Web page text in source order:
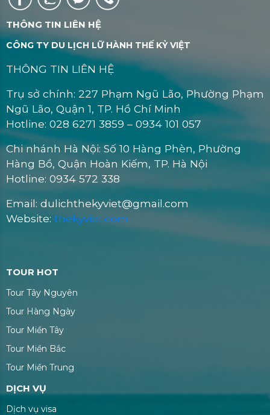
THÔNG TIN LIÊN HỆ
CÔNG TY DU LỊCH LỮ HÀNH THẾ KỶ VIỆT
THÔNG TIN LIÊN HỆ
Trụ sở chính: 227 Phạm Ngũ Lão, Phường Phạm
Ngũ Lão, Quận 1, TP. Hồ Chí Minh
Hotline: 028 6271 3859 – 0934 101 057
Chi nhánh Hà Nội: Số 10 Hàng Phèn, Phường
Hàng Bồ, Quận Hoàn Kiếm, TP. Hà Nội
Hotline: 0934 572 338
Email: dulichthekyviet@gmail.com
Website: thekyviet.com
TOUR HOT
Tour Tây Nguyên
Tour Hàng Ngày
Tour Miền Tây
Tour Miền Bắc
Tour Miền Trung
DỊCH VỤ
Dịch vụ visa